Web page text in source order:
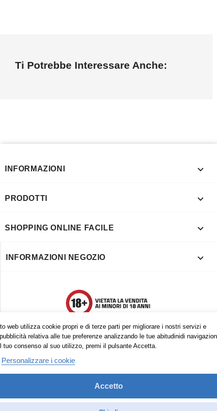
Ti Potrebbe Interessare Anche:
web utilizza cookie propri e di terze parti per migliorare i nostri servizi e
relativa alle tue preferenze analizzando le tue abitudinidi
tuo consenso al suo utilizzo, premi il pulsante Accetta.
Personalizzare i cookie
Accetto
INFORMAZIONI 
PRODOTTI 
SHOPPING ONLINE FACILE 
INFORMAZIONI NEGOZIO 
Trovaci anche su: